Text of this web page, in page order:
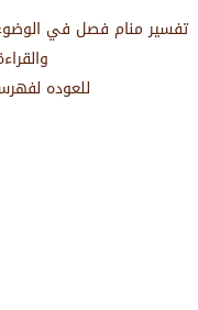
تفسير منام فصل في
للعوده